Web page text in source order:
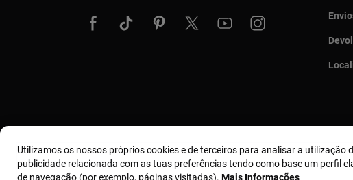
Utilizamos os nossos próprios cookies e de terceiros para analisar a utilização
publicidade relacionada com as tuas preferências tendo como base um perfil
de navegação (por exemplo, páginas visitadas). Mais Informações